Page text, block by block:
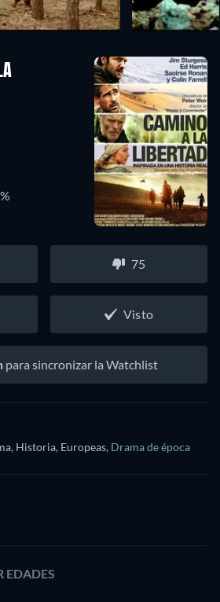
75
Visto
para sincronizar la Watchlist
Historia, Europeas, Drama de época
EDADES